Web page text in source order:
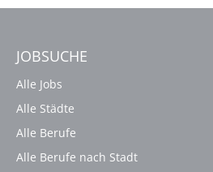
JOBSUCHE
Alle Jobs
Alle Städte
Alle Berufe
Alle Berufe nach Stadt